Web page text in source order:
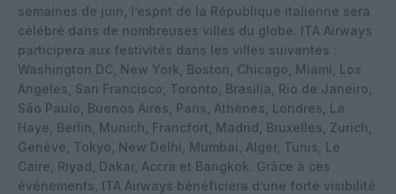
semaines de juin, l’esprit de la République italienne sera
célébré dans de nombreuses villes du globe. ITA Airways
participera aux festivités dans les villes suivantes :
Washington DC, New York, Boston, Chicago, Miami, Los
Angeles, San Francisco, Toronto, Brasilia, Rio de Janeiro,
São Paulo, Buenos Aires, Paris, Athènes, Londres, La
Haye, Berlin, Munich, Francfort, Madrid, Bruxelles, Zurich,
Genève, Tokyo, New Delhi, Mumbai, Alger, Tunis, Le
Caire, Riyad, Dakar, Accra et Bangkok. Grâce à ces
événements, ITA Airways bénéficiera d’une forte visibilité